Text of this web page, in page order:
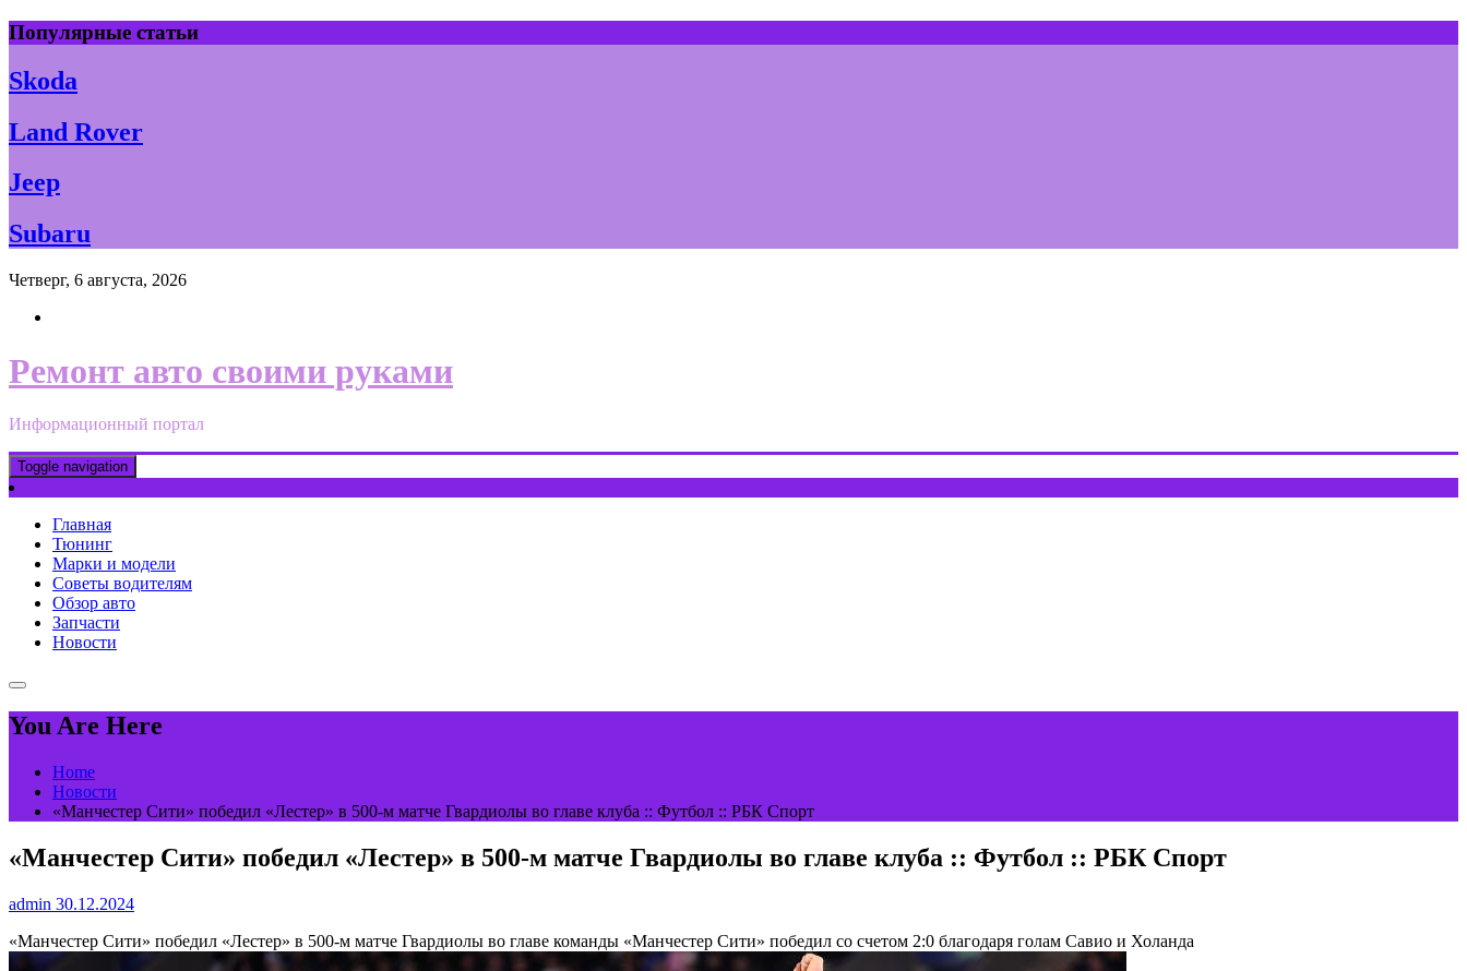
Skip
to
content
Популярные статьи
Skoda
Land Rover
Jeep
Subaru
Четверг, 6 августа, 2026
Ремонт авто своими руками
Информационный портал
Toggle navigation
Главная
Тюнинг
Марки и модели
Советы водителям
Обзор авто
Запчасти
Новости
You Are Here
Home
Новости
«Манчестер Сити» победил «Лестер» в 500-м матче Гвардиолы во главе клуба :: Футбол :: РБК Спорт
«Манчестер Сити» победил «Лестер» в 500-м матче Гвардиолы во главе клуба :: Футбол :: РБК Спорт
admin 30.12.2024
«Манчестер Сити» победил «Лестер» в 500-м матче Гвардиолы во главе команды «Манчестер Сити» победил со счетом 2:0 благодаря голам Савио и Холанда